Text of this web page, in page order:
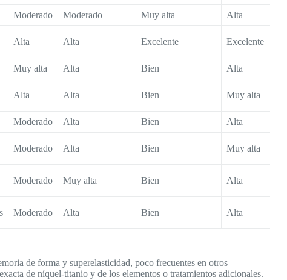
Moderado Moderado Muy alta Alta
Alta Alta Excelente Excelente
Muy alta Alta Bien Alta
Alta Alta Bien Muy alta
Moderado Alta Bien Alta
Moderado Alta Bien Muy alta
Moderado Muy alta Bien Alta
Moderado Alta Bien Alta
de forma y superelasticidad, poco frecuentes en otros
de níquel-titanio y de los elementos o tratamientos adicionales.